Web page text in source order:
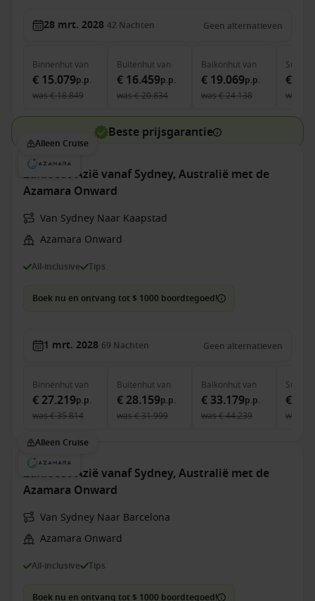
28 mrt. 2028 42 Nachten Geen alternatieven
Binnenhutvan
€ 15.079p.p.
was€ 18.849
Buitenhutvan
€ 16.459p.p.
was€ 20.834
Balkonhutvan
€ 19.069p.p.
was€ 24.138
Suite
€
was
Beste prijsgarantie
Alleen Cruise
Zuidoost-Azië vanaf Sydney, Australië met de
Azamara Onward
Van Sydney Naar Kaapstad
Azamara Onward
All-inclusive Tips
Boek nu en ontvang tot $ 1000 boordtegoed!
1 mrt. 2028 69 Nachten Geen alternatieven
Binnenhutvan
€ 27.219p.p.
was€ 35.814
Buitenhutvan
€ 28.159p.p.
was€ 31.999
Balkonhutvan
€ 33.179p.p.
was€ 44.239
Suite
€
was
Alleen Cruise
Zuidoost-Azië vanaf Sydney, Australië met de
Azamara Onward
Van Sydney Naar Barcelona
Azamara Onward
All-inclusive Tips
Boek nu en ontvang tot $ 1000 boordtegoed!